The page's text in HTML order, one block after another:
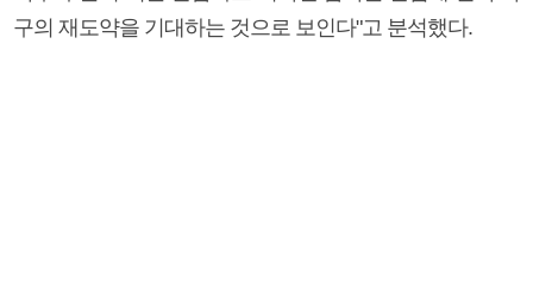
구의 재도약을 기대하는 것으로 보인다"고 분석했다.